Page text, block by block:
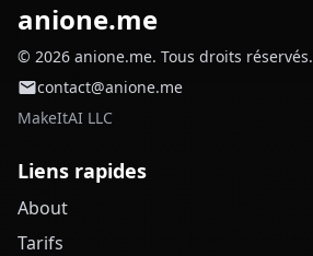
anione.me
© 2026 anione.me. Tous droits réservés.
contact@anione.me
MakeItAI LLC
Liens rapides
About
Tarifs